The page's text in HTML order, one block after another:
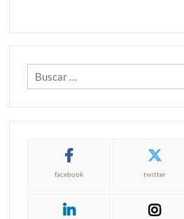
facebook twitter